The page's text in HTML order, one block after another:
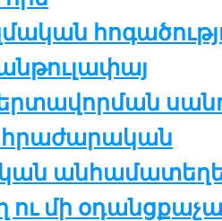
հրա­ժա­րա­կան
ու մի